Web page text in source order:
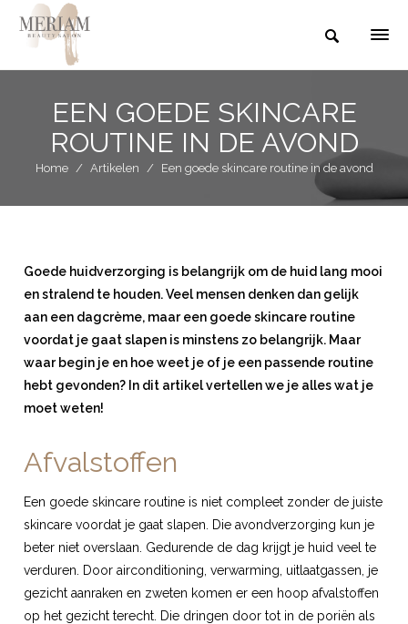
EEN GOEDE SKINCARE
ROUTINE IN DE AVOND
Home / Artikelen / Een goede skincare routine in de avond
Goede huidverzorging is belangrijk om de huid lang mooi
en stralend te houden. Veel mensen denken dan gelijk
aan een dagcrème, maar een goede skincare routine
voordat je gaat slapen is minstens zo belangrijk. Maar
waar begin je en hoe weet je of je een passende routine
hebt gevonden? In dit artikel vertellen we je alles wat je
moet weten!
Afvalstoffen
Een goede skincare routine is niet compleet zonder de juiste
skincare voordat je gaat slapen. Die avondverzorging kun je
beter niet overslaan. Gedurende de dag krijgt je huid veel te
verduren. Door airconditioning, verwarming, uitlaatgassen, je
gezicht aanraken en zweten komen er een hoop afvalstoffen
op het gezicht terecht. Die dringen door tot in de poriën als